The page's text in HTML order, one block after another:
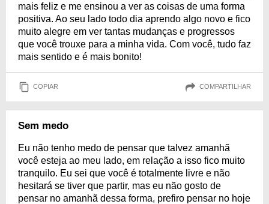
mais feliz e me ensinou a ver as coisas de uma forma
positiva. Ao seu lado todo dia aprendo algo novo e fico
muito alegre em ver tantas mudanças e progressos
que você trouxe para a minha vida. Com você, tudo faz
mais sentido e é mais bonito!
COPIAR COMPARTILHAR
Sem medo
Eu não tenho medo de pensar que talvez amanhã
você esteja ao meu lado, em relação a isso fico muito
tranquilo. Eu sei que você é totalmente livre e não
hesitará se tiver que partir, mas eu não gosto de
pensar no amanhã dessa forma, prefiro pensar no hoje